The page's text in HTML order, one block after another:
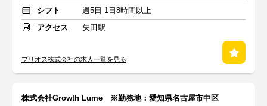
シフト
週5日 1日8時間以上
アクセス
矢田駅
プリオス株式会社の求人一覧を見る
株式会社Growth Lume ※勤務地：愛知県名古屋市中区